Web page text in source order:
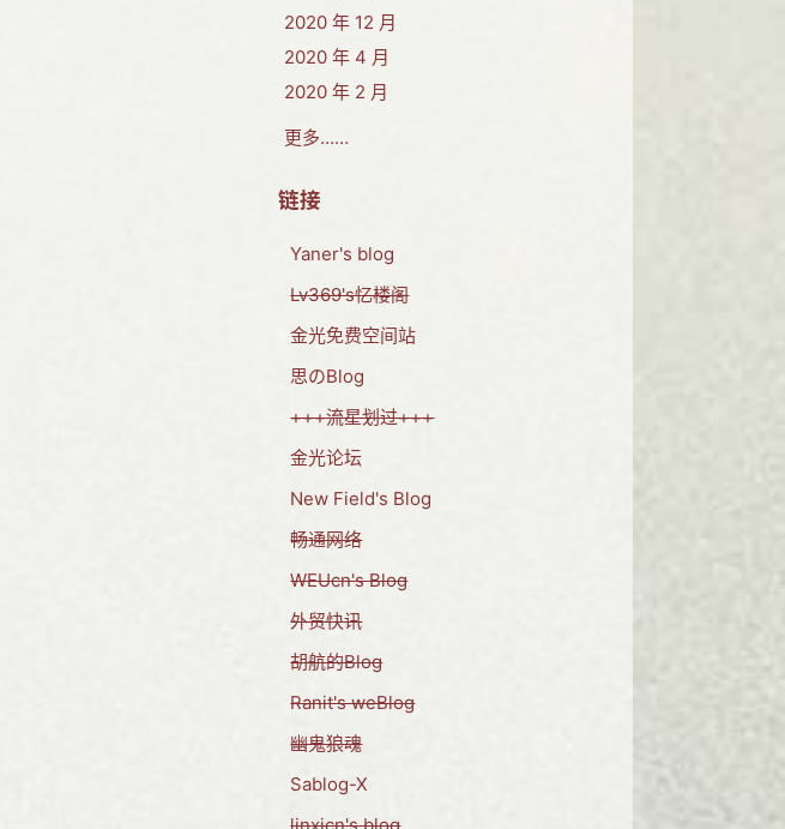
2020 年 12 月
2020 年 4 月
2020 年 2 月
更多……
链接
Yaner's blog
Lv369's忆楼阁
金光免费空间站
思のBlog
+++流星划过+++
金光论坛
New Field's Blog
畅通网络
WEUcn's Blog
外贸快讯
胡航的Blog
Ranit's weBlog
幽鬼狼魂
Sablog-X